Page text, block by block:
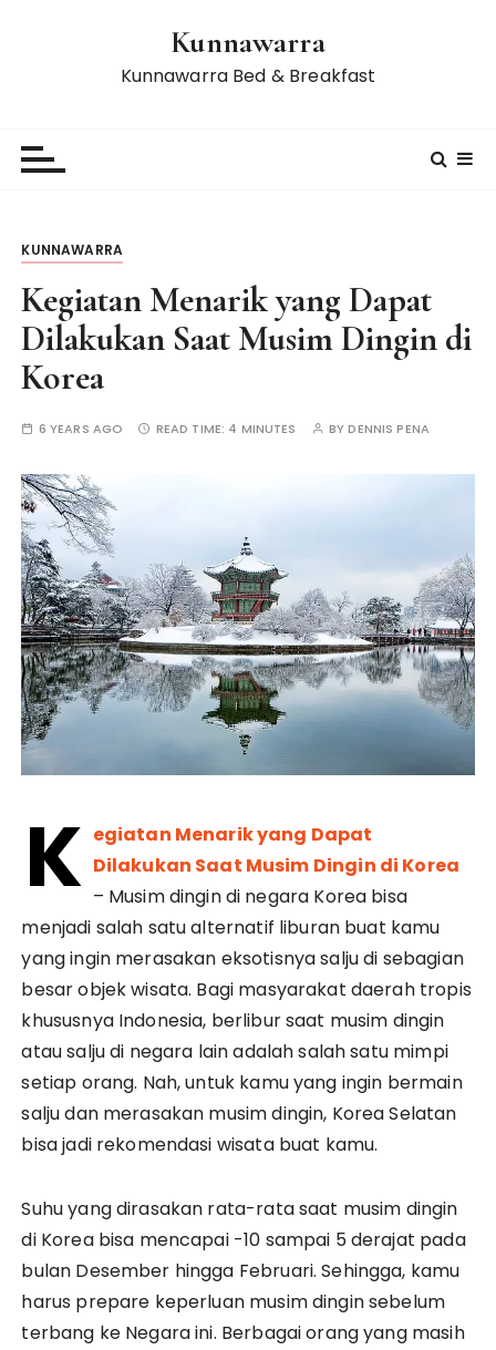
Kunnawarra
Kunnawarra Bed & Breakfast
KUNNAWARRA
Kegiatan Menarik yang Dapat
Dilakukan Saat Musim Dingin di
Korea
6 YEARS AGO READ TIME: 4 MINUTES BYDENNIS PENA
K egiatan Menarik yang Dapat
Dilakukan Saat Musim Dingin di Korea
– Musim dingin di negara Korea bisa
menjadi salah satu alternatif liburan buat kamu
yang ingin merasakan eksotisnya salju di sebagian
besar objek wisata. Bagi masyarakat daerah tropis
khususnya Indonesia, berlibur saat musim dingin
atau salju di negara lain adalah salah satu mimpi
setiap orang. Nah, untuk kamu yang ingin bermain
salju dan merasakan musim dingin, Korea Selatan
bisa jadi rekomendasi wisata buat kamu.
Suhu yang dirasakan rata-rata saat musim dingin
di Korea bisa mencapai -10 sampai 5 derajat pada
bulan Desember hingga Februari. Sehingga, kamu
harus prepare keperluan musim dingin sebelum
terbang ke Negara ini. Berbagai orang yang masih